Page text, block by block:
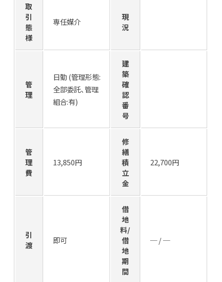
取
引
態
様
専任媒介
現
況
管
理
日勤 (管理形態:
全部委託、管理
組合:有)
建
築
確
認
番
号
管
理
費
13,850円
修
繕
積
立
金
22,700円
引
渡
即可
借
地
料/
借
地
期
間
─ / ─